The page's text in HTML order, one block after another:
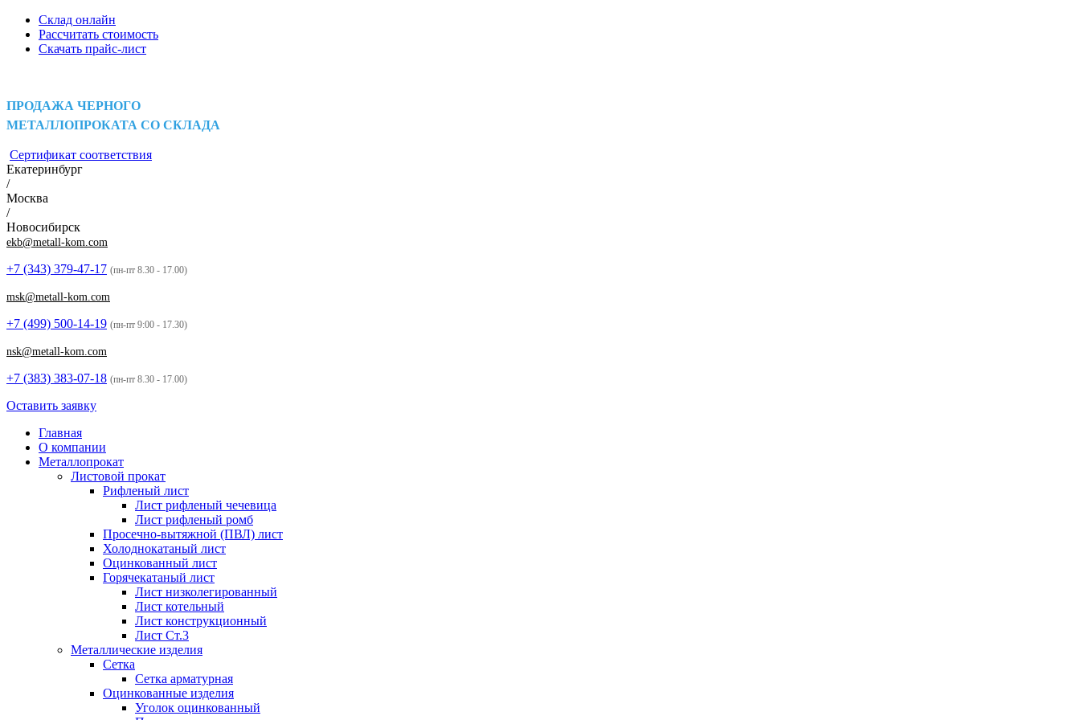
Склад онлайн
Рассчитать стоимость
Скачать прайс-лист
ПРОДАЖА ЧЕРНОГО
МЕТАЛЛОПРОКАТА СО СКЛАДА
Сертификат соответствия
Екатеринбург
/
Москва
/
Новосибирск
ekb@metall-kom.com
+7 (343) 379-47-17 (пн-пт 8.30 - 17.00)
msk@metall-kom.com
+7 (499) 500-14-19 (пн-пт 9:00 - 17.30)
nsk@metall-kom.com
+7 (383) 383-07-18 (пн-пт 8.30 - 17.00)
Оставить заявку
Главная
О компании
Металлопрокат
Листовой прокат
Рифленый лист
Лист рифленый чечевица
Лист рифленый ромб
Просечно-вытяжной (ПВЛ) лист
Холоднокатаный лист
Оцинкованный лист
Горячекатаный лист
Лист низколегированный
Лист котельный
Лист конструкционный
Лист Ст.3
Металлические изделия
Сетка
Сетка арматурная
Оцинкованные изделия
Уголок оцинкованный